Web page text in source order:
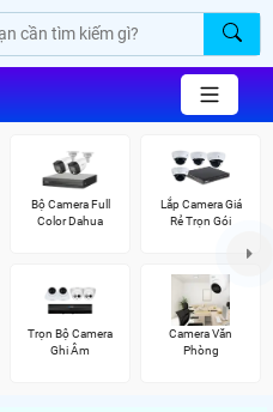
Bộ Camera Full
Color Dahua
Lắp Camera Giá
Rẻ Trọn Gói
Trọn Bộ Camera
Ghi Âm
Camera Văn
Phòng